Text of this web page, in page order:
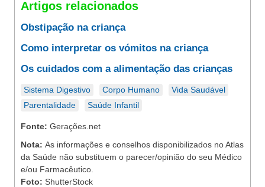
Artigos relacionados
Obstipação na criança
Como interpretar os vómitos na criança
Os cuidados com a alimentação das crianças
Sistema Digestivo Corpo Humano
Vida Saudável
Parentalidade
Saúde Infantil
Fonte: Gerações.net
Nota: As informações e conselhos disponibilizados no Atlas
da Saúde não substituem o parecer/opinião do seu Médico
e/ou Farmacêutico.
Foto: ShutterStock